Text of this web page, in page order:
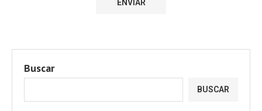
Buscar
BUSCAR